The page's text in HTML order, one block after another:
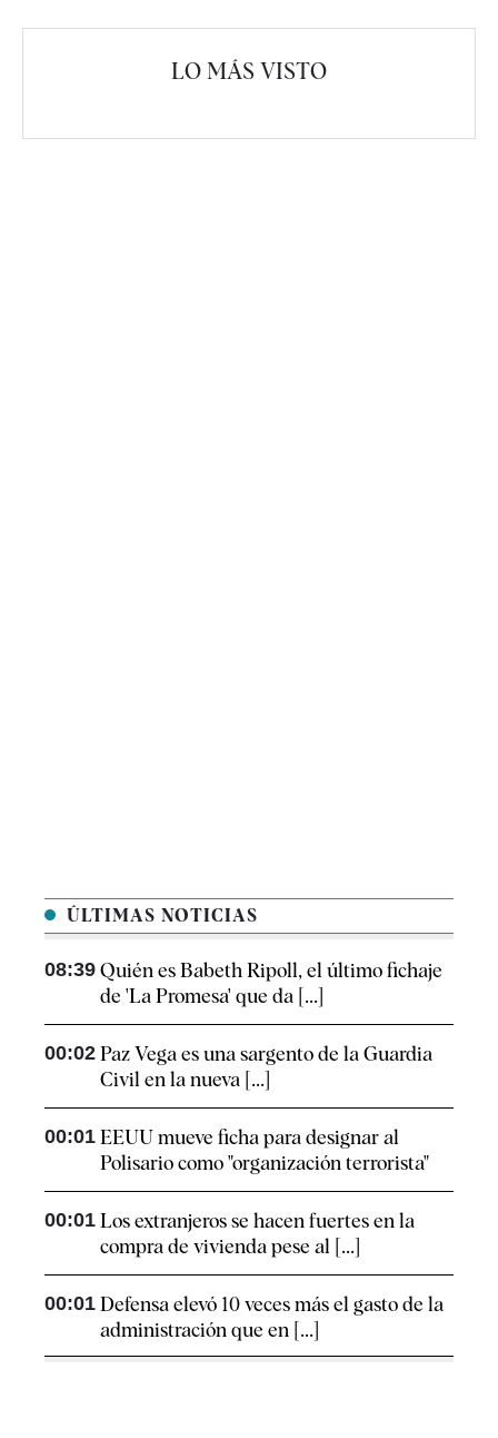
LO MÁS VISTO
ÚLTIMAS NOTICIAS
08:39 Quién es Babeth Ripoll, el último fichaje
de 'La Promesa' que da [...]
00:02 Paz Vega es una sargento de la Guardia
Civil en la nueva [...]
00:01 EEUU mueve ficha para designar al
Polisario como "organización terrorista"
00:01 Los extranjeros se hacen fuertes en la
compra de vivienda pese al [...]
00:01 Defensa elevó 10 veces más el gasto de la
administración que en [...]